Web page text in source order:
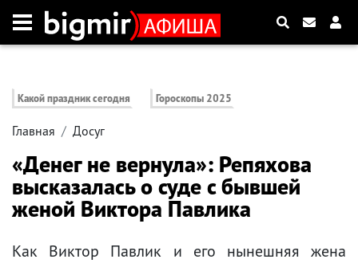
Какой праздник сегодня Гороскопы 2025
Главная Досуг
«Денег не вернула»: Репяхова
высказалась о суде с бывшей
женой Виктора Павлика
Как Виктор Павлик и его нынешняя жена